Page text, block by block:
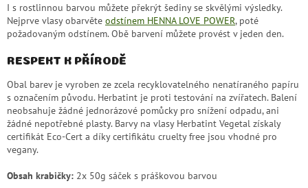
I s rostlinnou barvou můžete překrýt šediny se skvělými výsledky.
Nejprve vlasy obarvěte odstínem HENNA LOVE POWER, poté
požadovaným odstínem. Obě barvení můžete provést v jeden den.
RESPEKT K PŘÍRODĚ
Obal barev je vyroben ze zcela recyklovatelného nenatíraného papíru
s označením původu. Herbatint je proti testování na zvířatech. Balení
neobsahuje žádné jednorázové pomůcky pro snížení odpadu, ani
žádné nepotřebné plasty. Barvy na vlasy Herbatint Vegetal získaly
certifikát Eco-Cert a díky certifikátu cruelty free jsou vhodné pro
vegany.
Obsah krabičky: 2x 50g sáček s práškovou barvou